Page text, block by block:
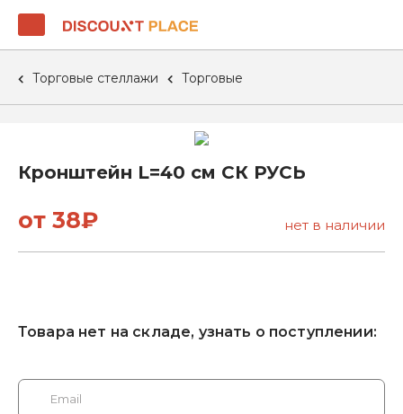
Торговые стеллажи Торговые
Кронштейн L=40 см СК РУСЬ
от 38₽ нет в наличии
Товара нет на складе, узнать о поступлении: